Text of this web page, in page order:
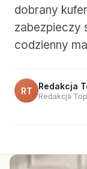
dobrany
zabezpieczy
codzienny
RT Redakcja
Redakcja